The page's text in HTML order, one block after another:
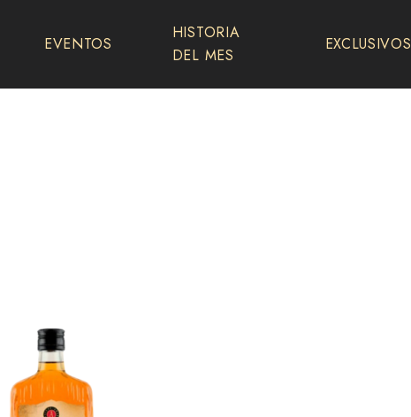
EVENTOS
HISTORIA
DEL MES
EXCLUSIVOS